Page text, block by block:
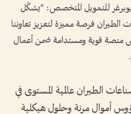
للتمويل المتخصص: "يشكّل
فرصة مميزة لتعزيز تعاوننا
منصة قوية ومستدامة ضمن أعمال
الطيران عالمية المستوى في
أموال مرنة وحلول هيكلية